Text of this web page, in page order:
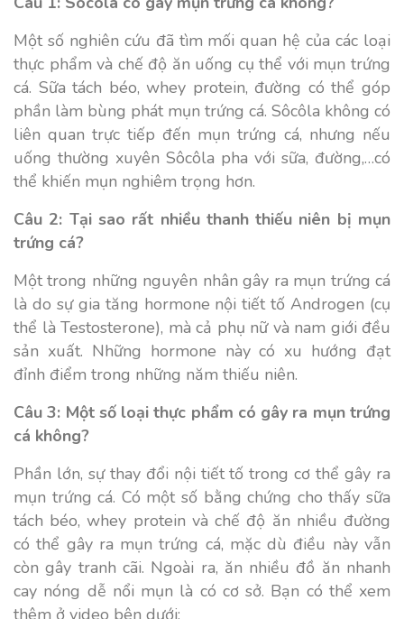
Một số nghiên cứu đã tìm mối quan hệ của các loại
thực phẩm và chế độ ăn uống cụ thể với mụn trứng
cá. Sữa tách béo, whey protein, đường có thể góp
phần làm bùng phát mụn trứng cá. Sôcôla không có
liên quan trực tiếp đến mụn trứng cá, nhưng nếu
uống thường xuyên Sôcôla pha với sữa, đường,…có
thể khiến mụn nghiêm trọng hơn.
Câu 2: Tại sao rất nhiều thanh thiếu niên bị mụn
trứng cá?
Một trong những nguyên nhân gây ra mụn trứng cá
là do sự gia tăng hormone nội tiết tố Androgen (cụ
thể là Testosterone), mà cả phụ nữ và nam giới đều
sản xuất. Những hormone này có xu hướng đạt
đỉnh điểm trong những năm thiếu niên.
Câu 3: Một số loại thực phẩm có gây ra mụn trứng
cá không?
Phần lớn, sự thay đổi nội tiết tố trong cơ thể gây ra
mụn trứng cá. Có một số bằng chứng cho thấy sữa
tách béo, whey protein và chế độ ăn nhiều đường
có thể gây ra mụn trứng cá, mặc dù điều này vẫn
còn gây tranh cãi. Ngoài ra, ăn nhiều đồ ăn nhanh
cay nóng dễ nổi mụn là có cơ sở. Bạn có thể xem